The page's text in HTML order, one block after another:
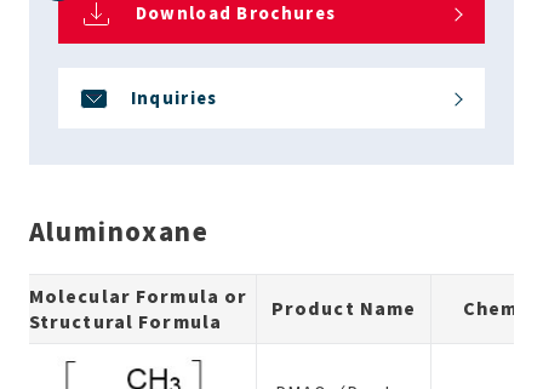
Download Brochures
Inquiries
Aluminoxane
Molecular Formula or
Structural Formula
Product Name